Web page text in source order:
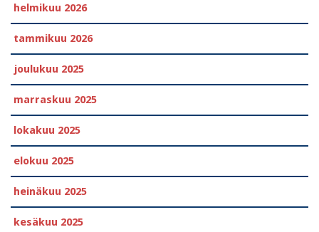
helmikuu 2026
tammikuu 2026
joulukuu 2025
marraskuu 2025
lokakuu 2025
elokuu 2025
heinäkuu 2025
kesäkuu 2025